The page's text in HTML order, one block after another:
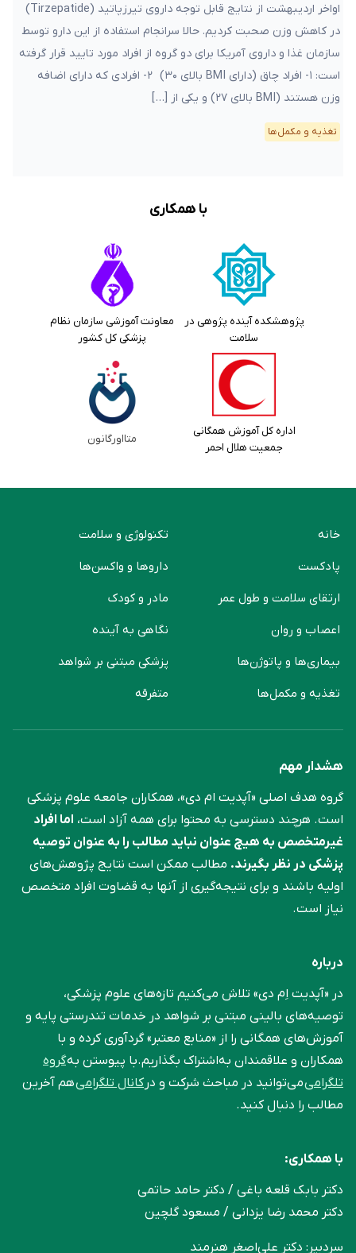
اواخر اردیبهشت از نتایج قابل توجه داروی تیرزپاتید (Tirzepatide)
در کاهش وزن صحبت کردیم. حالا سرانجام استفاده از این دارو توسط
سازمان غذا و داروی آمریکا برای دو گروه از افراد مورد تایید قرار گرفته
است: ۱- افراد چاق (دارای BMI بالای ۳۰) ۲- افرادی که دارای اضافه
وزن هستند (BMI بالای ۲۷) و یکی از […]
تغذیه و مکمل‌ها
با همکاری
پژوهشکده آینده پژوهی در
سلامت
معاونت آموزشی سازمان نظام
پزشکی کل کشور
اداره کل آموزش همگانی
جمعیت هلال احمر
متااورگانون
خانه
پادکست
ارتقای سلامت و طول عمر
اعصاب و روان
بیماری‌ها و پاتوژن‌ها
تغذیه و مکمل‌ها
تکنولوژی و سلامت
دارو‌ها و واکسن‌ها
مادر و کودک
نگاهی به آینده
پزشکی مبتنی بر شواهد
متفرقه
هشدار مهم
گروه هدف اصلی «آپدیت ام دی»، همکاران جامعه علوم ‌پزشکی
است. هرچند دسترسی به محتوا برای همه آزاد است، اما افراد
غیرمتخصص به هیچ عنوان نباید مطالب را به عنوان توصیه
پزشکی در نظر بگیرند. مطالب ممکن است نتایج پژوهش‌های
اولیه باشند و برای نتیجه‌گیری از آنها به قضاوت افراد متخصص
نیاز است.
درباره
در «آپدیت اِم دی» تلاش می‌کنیم تازه‌های علوم پزشکی،
توصیه‌های بالینی مبتنی بر شواهد در خدمات تندرستی پایه و
آموزش‌های همگانی را از «منابع معتبر» گردآوری کرده و با
همکاران و علاقمندان به‌اشتراک بگذاریم.با پیوستن بهگروه
تلگرامیمی‌توانید در مباحث شرکت و درکانال تلگرامیهم آخرین
مطالب را دنبال کنید.
با همکاری:
دکتر بابک قلعه‌ باغی / دکتر حامد حاتمی
دکتر محمد رضا یزدانی / مسعود گلچین
سردبیر: دکتر علی‌اصغر هنرمند